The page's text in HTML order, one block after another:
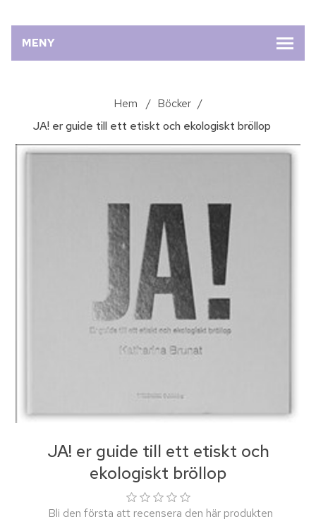
MENY
Hem / Böcker /
JA! er guide till ett etiskt och ekologiskt bröllop
JA! er guide till ett etiskt och
ekologiskt bröllop
Bli den första att recensera den här produkten